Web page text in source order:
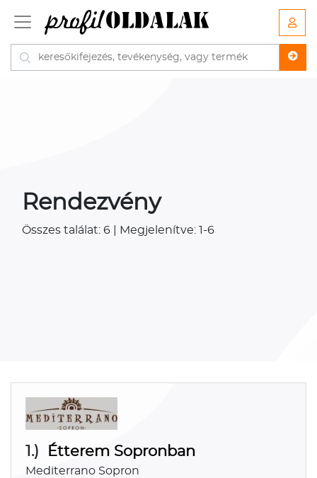
Rendezvény
Összes találat: 6 | Megjelenítve: 1-6
1.) Étterem Sopronban
Mediterrano Sopron